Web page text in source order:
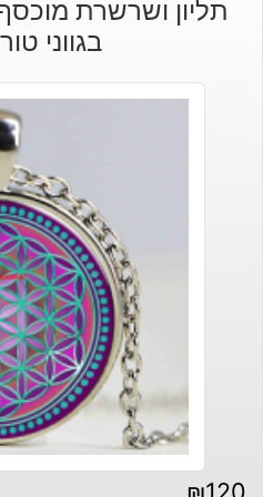
היה:
הוא:
תליון ושרשרת
בגווני